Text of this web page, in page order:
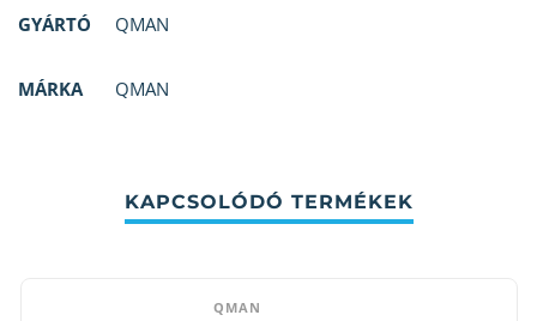
GYÁRTÓ QMAN
MÁRKA QMAN
KAPCSOLÓDÓ TERMÉKEK
QMAN